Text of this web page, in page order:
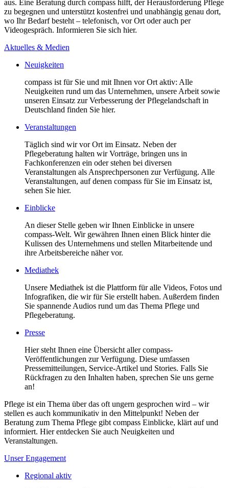
aus. Eine Beratung durch compass hilft, der Herausforderung Pflege
zu begegnen und unterstützt kostenfrei und unabhängig genau dort,
wo Ihr Bedarf besteht – telefonisch, vor Ort oder auch per
Videogespräch. Informieren Sie sich hier.
Aktuelles & Medien
Neuigkeiten
compass ist für Sie und mit Ihnen vor Ort aktiv: Alle
Neuigkeiten rund um das Unternehmen, unsere Arbeit sowie
unseren Einsatz zur Verbesserung der Pflegelandschaft in
Deutschland finden Sie hier.
Veranstaltungen
Täglich sind wir vor Ort im Einsatz. Neben der
Pflegeberatung halten wir Vorträge, bringen uns in
Fachkonferenzen ein oder stehen bei diversen
Veranstaltungen als Ansprechpersonen zur Verfügung. Alle
Veranstaltungen, auf denen compass für Sie im Einsatz ist,
sehen Sie hier.
Einblicke
An dieser Stelle geben wir Ihnen Einblicke in unsere
compass-Welt. Wir gewähren Ihnen einen Blick hinter die
Kulissen des Unternehmens und stellen Mitarbeitende und
ihre Arbeitsbereiche näher vor.
Mediathek
Unsere Mediathek ist die Plattform für alle Videos, Fotos und
Infografiken, die wir für Sie erstellt haben. Außerdem finden
Sie spannende Audios rund um das Thema Pflege und
Pflegeberatung.
Presse
Hier steht Ihnen eine Übersicht aller compass-
Veröffentlichungen zur Verfügung. Diese umfassen
Pressemitteilungen, Service-Artikel und Stories. Falls Sie
Rückfragen zu den Inhalten haben, sprechen Sie uns gerne
an!
Pflege ist ein Thema über das oft ungern gesprochen wird – wir
stellen es auch kommunikativ in den Mittelpunkt! Neben der
Beratung zum Thema Pflege gibt compass Einblicke, klärt auf und
informiert. Hier entdecken Sie auch Neuigkeiten und
Veranstaltungen.
Unser Engagement
Regional aktiv